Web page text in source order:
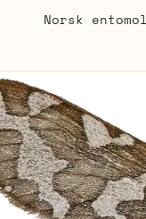
Norsk